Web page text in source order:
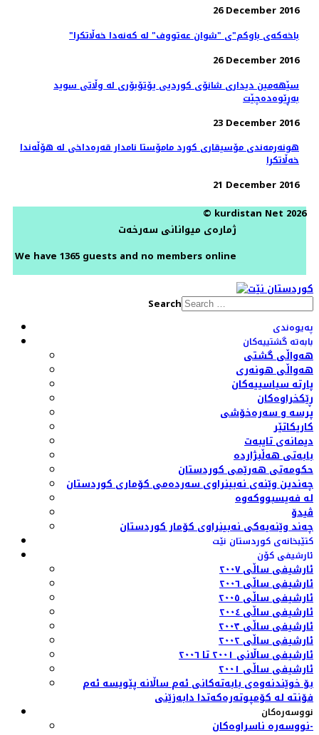
26 December 2016
"باخەکەی باوکم"ی "شوان عەتووف" لە کەنەدا خەڵاتکرا
26 December 2016
سێهەمین دیداری شانۆی کوردیی یۆتۆبۆری لە وڵاتی سوید
به‌ڕێوه‌ده‌چێت
23 December 2016
هونەرمەندی مۆسیقاری کورد مامۆستا نامدار قەرەداخی لە هۆڵەندا
خەڵاتکرا
21 December 2016
© kurdistan Net 2026
ژمارەی میوانانی سەرخەت
We have 1365 guests and no members online
Search
پەیوەندی
بابەتە گشتییەکان
هەواڵی گشتی
هەواڵی هونەری
پارتە سیاسییەکان
ڕێکخراوەکان
پرسە و سەرەخۆشی
کاریکاتێر
دیمانەی تایبەت
بابەتی هەڵبژاردە
حکومەتی هەرێمی کوردستان
چەندین وێنەی نەبینراوی سەردەمی کۆماری کوردستان
لە فەیسبووکەوە
ڤیدۆ
چەند وێنەیەکی نەبینراوی کۆمار کوردستان
کتێبخانەی کوردستان نێت
ئارشیفی کۆن
ئارشیفی ساڵی ٢٠٠٧
ئارشیفی ساڵی ٢٠٠٦
ئارشیفی ساڵی ٢٠٠٥
ئارشیفی ساڵی ٢٠٠٤
ئارشیفی ساڵی ٢٠٠٣
ئارشیفی ساڵی ٢٠٠٢
ئارشیفی ساڵانی ٢٠٠١ تا ٢٠٠٦
ئارشیفی ساڵی ٢٠٠١
بۆ خوێندنەوەی بابەتەکانی ئەم ساڵانە پێویسە ئەم
فۆنتە لە کۆمپوتەرەکەتدا دابەزێنی
نووسەرەکان
نووسەرە ناسراوەکان-